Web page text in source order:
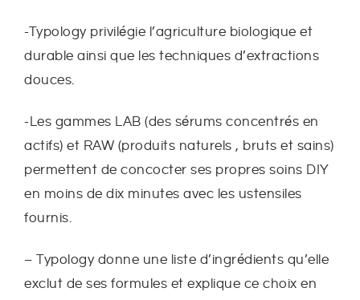
-Typology privilégie l’agriculture biologique et
durable ainsi que les techniques d’extractions
douces.
-Les gammes LAB (des sérums concentrés en
actifs) et RAW (produits naturels , bruts et sains)
permettent de concocter ses propres soins DIY
en moins de dix minutes avec les ustensiles
fournis.
– Typology donne une liste d’ingrédients qu’elle
exclut de ses formules et explique ce choix en